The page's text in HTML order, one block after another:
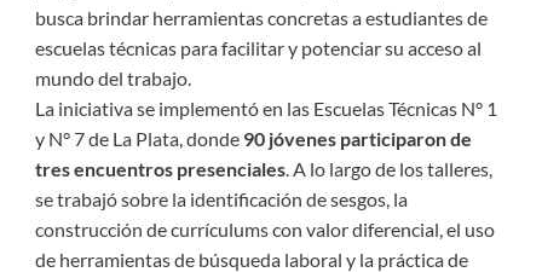
busca brindar herramientas concretas a estudiantes de
escuelas técnicas para facilitar y potenciar su acceso al
mundo del trabajo.
La iniciativa se implementó en las Escuelas Técnicas N° 1
y N° 7 de La Plata, donde 90 jóvenes participaron de
tres encuentros presenciales. A lo largo de los talleres,
se trabajó sobre la identificación de sesgos, la
construcción de currículums con valor diferencial, el uso
de herramientas de búsqueda laboral y la práctica de